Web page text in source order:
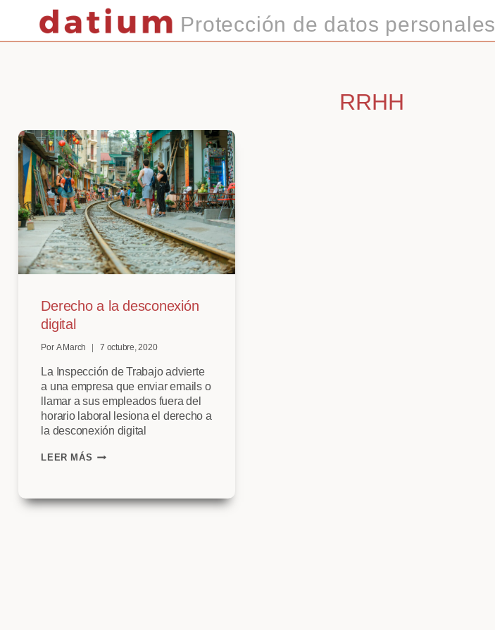
contenido
Protección de datos personales
RRHH
Derecho a la desconexión
digital
Por A March 7 octubre, 2020
La Inspección de Trabajo advierte
a una empresa que enviar emails o
llamar a sus empleados fuera del
horario laboral lesiona el derecho a
la desconexión digital
LEER MÁS DERECHO
DIGITAL